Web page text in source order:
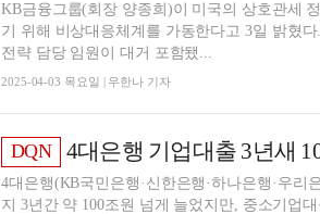
KB금융그룹(회장 양종희)이 미국의 상호관세
기 위해 비상대응체계를 가동한다고 3일 밝혔
전략 담당 임원이 대거 포함됐...
2025-04-03 목요일 | 우한나 기자
DQN 4대은행 기업대출 3년새 100조
4대은행(KB국민은행·신한은행·하나은행·우리
지 3년간 약 100조원 넘게 늘었지만, 중소기업